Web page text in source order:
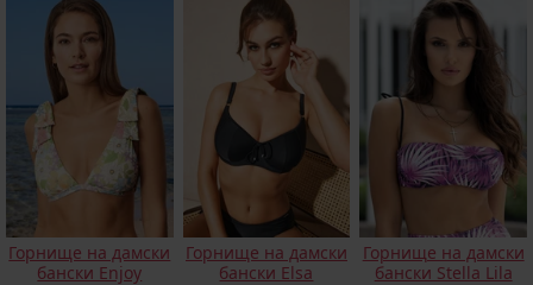
Горнище на дамски
бански Enjoy
Горнище на дамски
бански Elsa
Горнище на дамски
бански Stella Lila